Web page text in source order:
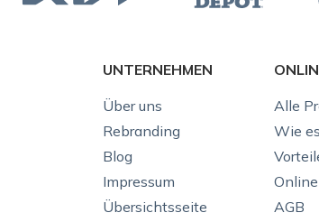
UNTERNEHMEN
Über uns
Rebranding
Blog
Impressum
Übersichtsseite
Alle
Wie
AGB